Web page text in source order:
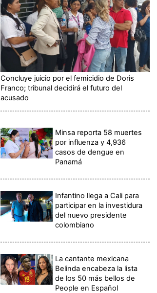
Concluye juicio por el femicidio de Doris
Franco; tribunal decidirá el futuro del
acusado
Minsa reporta 58 muertes
por influenza y 4,936
casos de dengue en
Panamá
Infantino llega a Cali para
participar en la investidura
del nuevo presidente
colombiano
La cantante mexicana
Belinda encabeza la lista
de los 50 más bellos de
People en Español